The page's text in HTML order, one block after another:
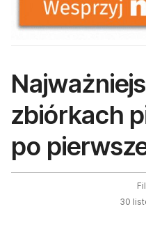
zbiórkach
po
30